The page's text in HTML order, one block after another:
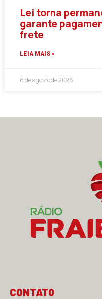
Lei torna
garante
frete
LEIA MAIS »
6 de agosto de 2026
CONTATO